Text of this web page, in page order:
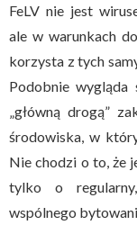
FeLV nie jest
ale w warunkach
korzysta z tych
Podobnie wygląda
„główną drogą”
środowiska, w
Nie chodzi o to, że
tylko o
wspólnego